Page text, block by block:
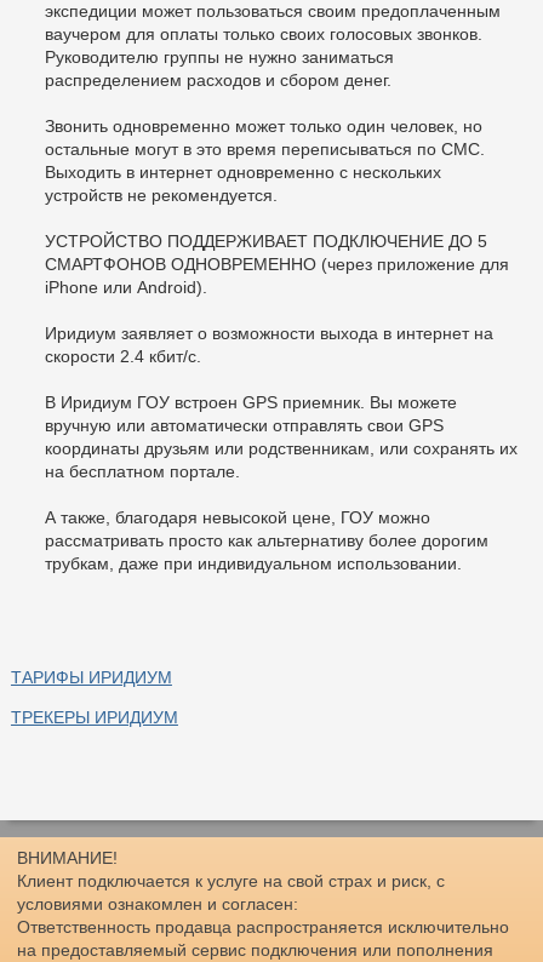
экспедиции может пользоваться своим предоплаченным
ваучером для оплаты только своих голосовых звонков.
Руководителю группы не нужно заниматься
распределением расходов и сбором денег.
Звонить одновременно может только один человек, но
остальные могут в это время переписываться по СМС.
Выходить в интернет одновременно с нескольких
устройств не рекомендуется.
УСТРОЙСТВО ПОДДЕРЖИВАЕТ ПОДКЛЮЧЕНИЕ ДО 5
СМАРТФОНОВ ОДНОВРЕМЕННО (через приложение для
iPhone или Android).
Иридиум заявляет о возможности выхода в интернет на
скорости 2.4 кбит/с.
В Иридиум ГОУ встроен GPS приемник. Вы можете
вручную или автоматически отправлять свои GPS
координаты друзьям или родственникам, или сохранять их
на бесплатном портале.
А также, благодаря невысокой цене, ГОУ можно
рассматривать просто как альтернативу более дорогим
трубкам, даже при индивидуальном использовании.
ТАРИФЫ ИРИДИУМ
ТРЕКЕРЫ ИРИДИУМ
ВНИМАНИЕ!
Клиент подключается к услуге на свой страх и риск, с
условиями ознакомлен и согласен:
Ответственность продавца распространяется исключительно
на предоставляемый сервис подключения или пополнения